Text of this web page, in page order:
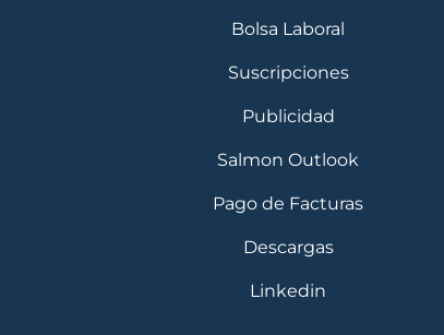
Bolsa Laboral
Suscripciones
Publicidad
Salmon Outlook
Pago de Facturas
Descargas
Linkedin